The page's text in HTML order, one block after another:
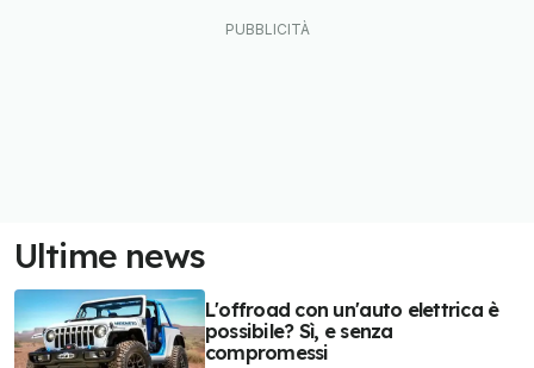
Ultime news
L'offroad con un'auto elettrica è
possibile? Sì, e senza
compromessi